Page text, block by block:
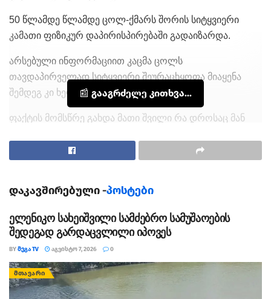
50 წლამდე წლამდე ცოლ-ქმარს შორის სიტყვიერი
კამათი ფიზიკურ დაპირისპირებაში გადაიზარდა.
არსებული ინფორმაციით კაცმა ცოლს
თავდაპირველად სიტყვიერი შეურაცხყოფა მიაყენა
შემდეგ კი ხელით შეეხო.
ფაქტის მომსწრე გახდა მათი შვილი რა დროსაც მან
შემდეგ უკვე მამა-შვილს შორის გადაიზარდა.
📰 გააგრძელე კითხვა...
დაკავშირებული -პოსტები
ელენიკო სახეიშვილი სამძებრო სამუშაოების
შედეგად გარდაცვლილი იპოვეს
BYᲛᲔᲒᲐ TV ᲐᲒᲕᲘᲡᲢᲝ 7, 2026 0
ᲛᲗᲐᲕᲐᲠᲘ